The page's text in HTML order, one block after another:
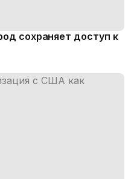
сохраняет доступ к